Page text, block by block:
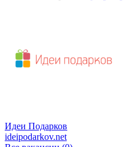
Идеи Подарков
ideipodarkov.net